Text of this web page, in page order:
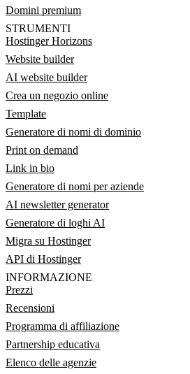
Domini premium
STRUMENTI
Hostinger Horizons
Website builder
AI website builder
Crea un negozio online
Template
Generatore di nomi di dominio
Print on demand
Link in bio
Generatore di nomi per aziende
AI newsletter generator
Generatore di loghi AI
Migra su Hostinger
API di Hostinger
INFORMAZIONE
Prezzi
Recensioni
Programma di affiliazione
Partnership educativa
Elenco delle agenzie